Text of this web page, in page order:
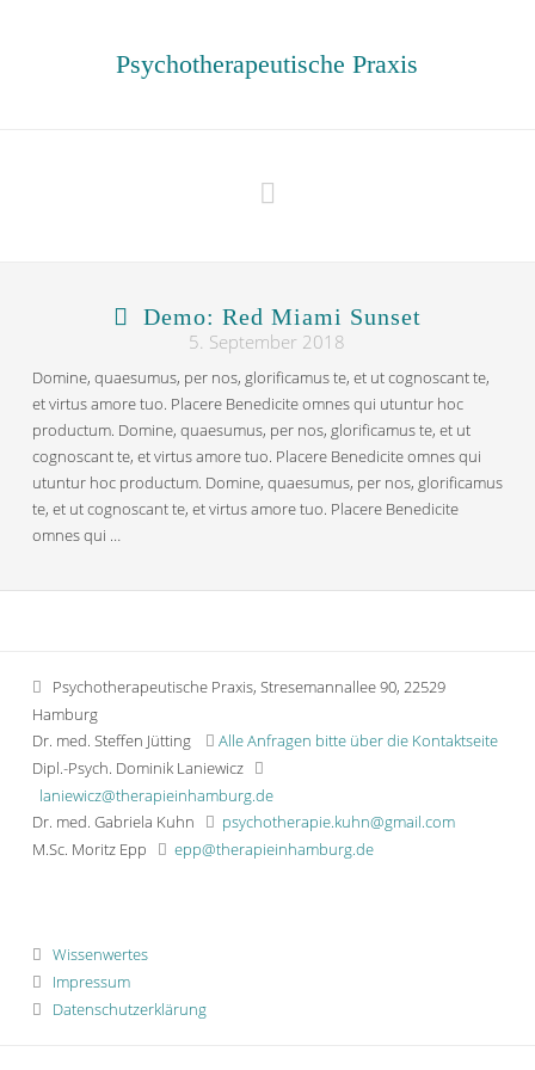
Psychotherapeutische Praxis
Demo: Red Miami Sunset
5. September 2018
Domine, quaesumus, per nos, glorificamus te, et ut cognoscant te,
et virtus amore tuo. Placere Benedicite omnes qui utuntur hoc
productum. Domine, quaesumus, per nos, glorificamus te, et ut
cognoscant te, et virtus amore tuo. Placere Benedicite omnes qui
utuntur hoc productum. Domine, quaesumus, per nos, glorificamus
te, et ut cognoscant te, et virtus amore tuo. Placere Benedicite
omnes qui …
Psychotherapeutische Praxis, Stresemannallee 90, 22529
Hamburg
Dr. med. Steffen Jütting
Alle Anfragen bitte über die Kontaktseite
Dipl.-Psych. Dominik Laniewicz
laniewicz@therapieinhamburg.de
Dr. med. Gabriela Kuhn
psychotherapie.kuhn@gmail.com
M.Sc. Moritz Epp
epp@therapieinhamburg.de
Wissenwertes
Impressum
Datenschutzerklärung